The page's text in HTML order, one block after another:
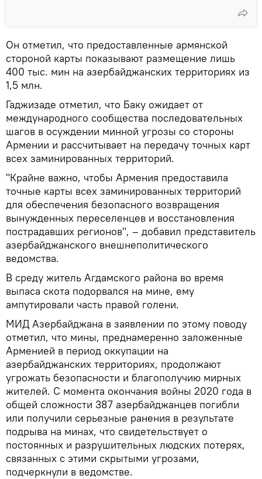
Он отметил, что предоставленные армянской
стороной карты показывают размещение лишь
400 тыс. мин на азербайджанских территориях из
1,5 млн.
Гаджизаде отметил, что Баку ожидает от
международного сообщества последовательных
шагов в осуждении минной угрозы со стороны
Армении и рассчитывает на передачу точных карт
всех заминированных территорий.
"Крайне важно, чтобы Армения предоставила
точные карты всех заминированных территорий
для обеспечения безопасного возвращения
вынужденных переселенцев и восстановления
пострадавших регионов", – добавил представитель
азербайджанского внешнеполитического
ведомства.
В среду житель Агдамского района во время
выпаса скота подорвался на мине, ему
ампутировали часть правой голени.
МИД Азербайджана в заявлении по этому поводу
отметил, что мины, преднамеренно заложенные
Арменией в период оккупации на
азербайджанских территориях, продолжают
угрожать безопасности и благополучию мирных
жителей. С момента окончания войны 2020 года в
общей сложности 387 азербайджанцев погибли
или получили серьезные ранения в результате
подрыва на минах, что свидетельствует о
постоянных и разрушительных людских потерях,
связанных с этими скрытыми угрозами,
подчеркнули в ведомстве.